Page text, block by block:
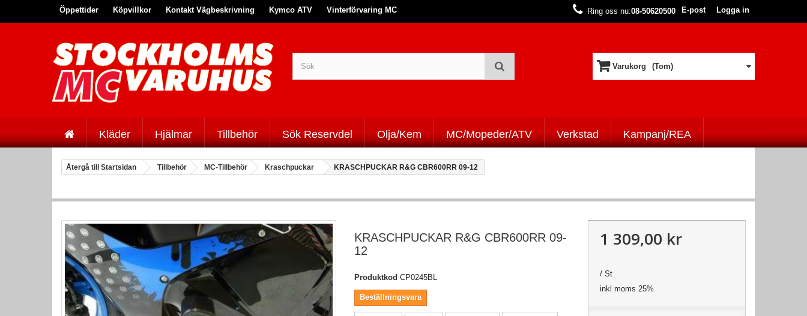
Öppettider Köpvillkor Kontakt Vägbeskrivning Kymco ATV Vinterförvaring MC Logga in
E-post
Ring oss nu:08-50620500
Varukorg (Tom)
Kläder Hjälmar Tillbehör Sök Reservdel Olja/Kem MC/Mopeder/ATV Verkstad Kampanj/REA
Återgå till Startsidan Tillbehör MC-Tillbehör Kraschpuckar KRASCHPUCKAR R&G CBR600RR 09-12
KRASCHPUCKAR R&G CBR600RR 09-
12
Produktkod CP0245BL
Beställningsvara
1 309,00 kr
/ St
inkl moms 25%